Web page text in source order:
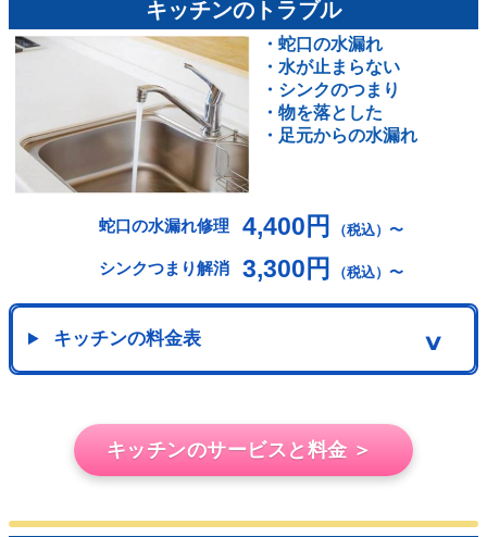
キッチンのトラブル
・蛇口の水漏れ
・水が止まらない
・シンクのつまり
・物を落とした
・足元からの水漏れ
蛇口の水漏れ修理 4,400円 （税込）〜
シンクつまり解消 3,300円 （税込）〜
キッチンの料金表 ∨
キッチンのサービスと料金 ＞